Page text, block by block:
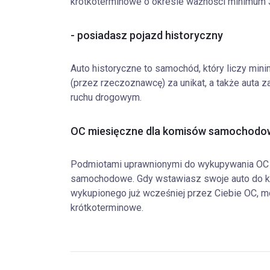
- posiadasz pojazd historyczny
Auto historyczne to samochód, który liczy
(przez rzeczoznawcę) za unikat, a także auta
ruchu drogowym.
OC miesięczne dla komisów
Podmiotami uprawnionymi do wykupywania
samochodowe. Gdy wstawiasz swoje auto do
wykupionego już wcześniej przez Ciebie OC,
krótkoterminowe.